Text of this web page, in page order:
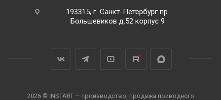
193315, г. Санкт-Петербург пр.
Большевиков д.52 корпус 9
2026 © INSTART — производство, продажа приводного